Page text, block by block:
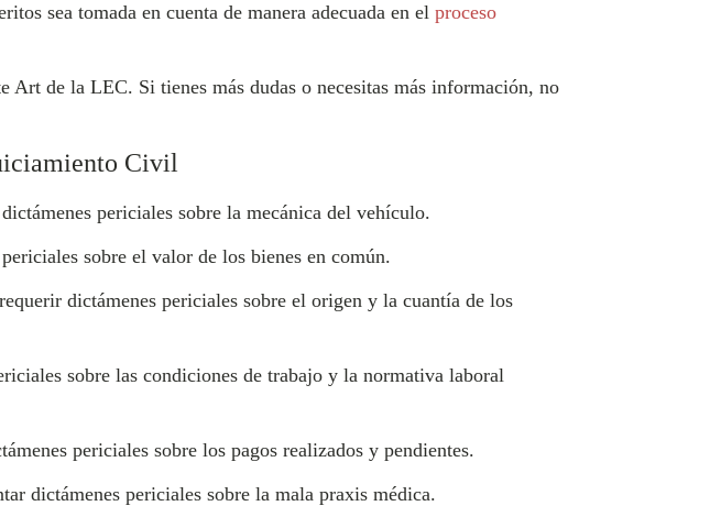
sea tomada en cuenta de manera adecuada en el proceso
de la LEC. Si tienes más dudas o necesitas más información, no
Civil
periciales sobre la mecánica del vehículo.
sobre el valor de los bienes en común.
dictámenes periciales sobre el origen y la cuantía de los
sobre las condiciones de trabajo y la normativa laboral
periciales sobre los pagos realizados y pendientes.
dictámenes periciales sobre la mala praxis médica.